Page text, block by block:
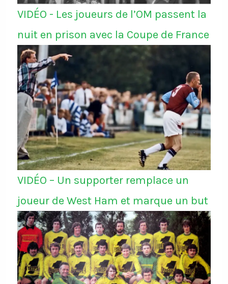
VIDÉO - Les joueurs de l’OM passent la
nuit en prison avec la Coupe de France
VIDÉO – Un supporter remplace un
joueur de West Ham et marque un but